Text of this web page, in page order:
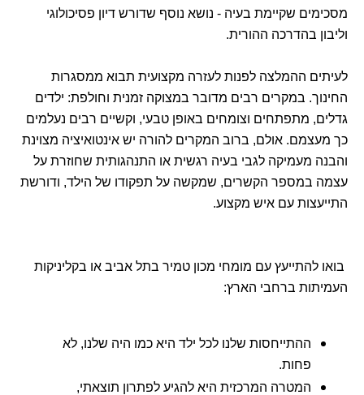
מסכימים שקיימת בעיה - נושא נוסף שדורש דיון פסיכולוגי
וליבון בהדרכה ההורית.
לעיתים ההמלצה לפנות לעזרה מקצועית תבוא ממסגרות
החינוך. במקרים רבים מדובר במצוקה זמנית וחולפת: ילדים
גדלים, מתפתחים וצומחים באופן טבעי, וקשיים רבים נעלמים
כך מעצמם. אולם, ברוב המקרים להורה יש אינטואיציה מצוינת
והבנה מעמיקה לגבי בעיה רגשית או התנהגותית שחוזרת על
עצמה במספר הקשרים, שמקשה על תפקודו של הילד, ודורשת
התייעצות עם איש מקצוע.
בואו להתייעץ עם מומחי מכון טמיר בתל אביב או בקליניקות
העמיתות ברחבי הארץ:
ההתייחסות שלנו לכל ילד היא כמו היה שלנו, לא
פחות.
המטרה המרכזית היא להגיע לפתרון תוצאתי,